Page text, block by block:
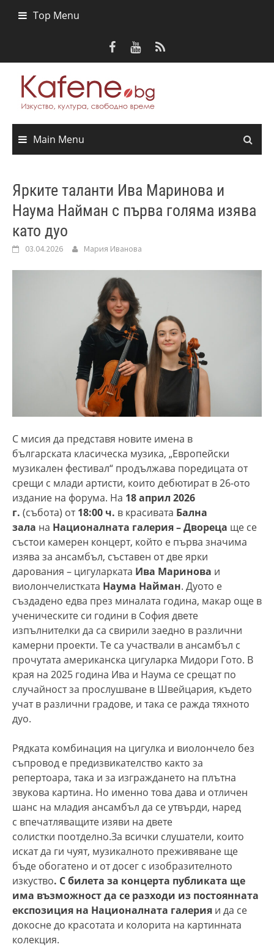
Top Menu
Main Menu
Ярките таланти Ива Маринова и
Наума Найман с първа голяма изява
като дуо
03.04.2026 Мария Иванова
С мисия да представя новите имена в
българската класическа музика, „Европейски
музикален фестивал“ продължава поредицата от
срещи с млади артисти, които дебютират в 26-ото
издание на форума. На 18 април 2026
г. (събота) от18:00 ч. в красивата Бална
зала на Националната галерия– Двореца ще се
състои камерен концерт, който е първа значима
изява за ансамбъл, съставен от две ярки
дарования – цигуларката Ива Маринова и
виолончелистката Наума Найман. Дуото е
създадено едва през миналата година, макар още в
ученическите си години в София двете
изпълнителки да са свирили заедно в различни
камерни проекти. Те са участвали в ансамбъл с
прочутата американска цигуларка Мидори Гото. В
края на 2025 година Ива и Наума се срещат по
случайност за прослушване в Швейцария, където
учат в различни градове, и така се ражда тяхното
дуо.
Рядката комбинация на цигулка и виолончело без
съпровод е предизвикателство както за
репертоара, така и за изграждането на плътна
звукова картина. Но именно това дава и отличен
шанс на младия ансамбъл да се утвърди, наред
с впечатляващите изяви на двете
солистки поотделно.За всички слушатели, които
искат да ги чуят, музикалното преживяване ще
бъде обогатено и от досег с изобразителното
изкуство. С билета за концерта публиката ще
има възможност да се разходи из постоянната
експозиция на Националната галерия и да се
докосне до красотата и колорита на картинната
колекция.